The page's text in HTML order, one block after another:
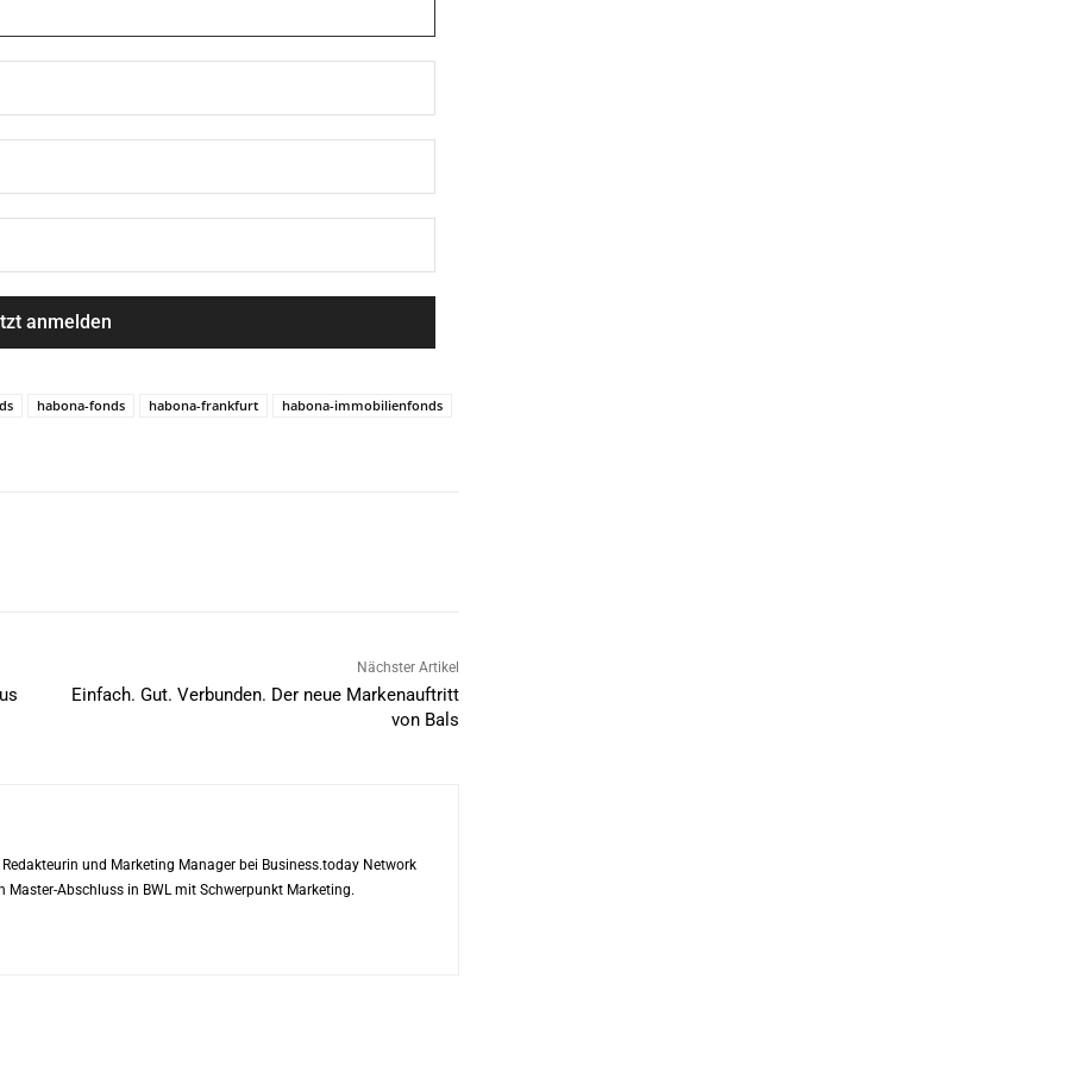
habona-fonds habona-frankfurt
habona-immobilienfonds
Nächster Artikel
Einfach. Gut. Verbunden. Der neue Markenauftritt
von Bals
und Marketing Manager bei Business.today Network
Master-Abschluss in BWL mit Schwerpunkt Marketing.